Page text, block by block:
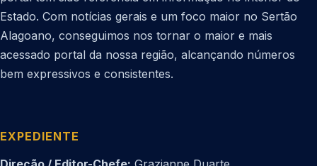
Estado. Com notícias gerais e um foco maior no Sertão
Alagoano, conseguimos nos tornar o maior e mais
acessado portal da nossa região, alcançando números
bem expressivos e consistentes.
EXPEDIENTE